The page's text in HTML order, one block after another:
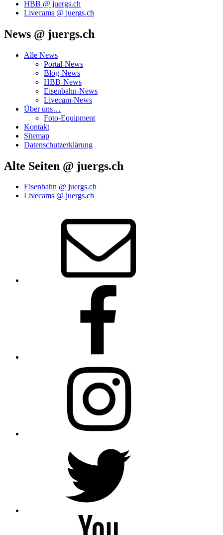
HBB @ juergs.ch
Livecams @ juergs.ch
News @ juergs.ch
Alle News
Portal-News
Blog-News
HBB-News
Eisenbahn-News
Livecam-News
Über uns…
Foto-Equipment
Kontakt
Sitemap
Datenschutzerklärung
Alte Seiten @ juergs.ch
Eisenbahn @ juergs.ch
Livecams @ juergs.ch